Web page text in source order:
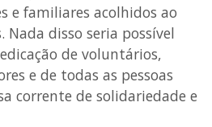
e familiares acolhidos ao
Nada disso seria possível
de voluntários,
e de todas as pessoas
corrente de solidariedade e